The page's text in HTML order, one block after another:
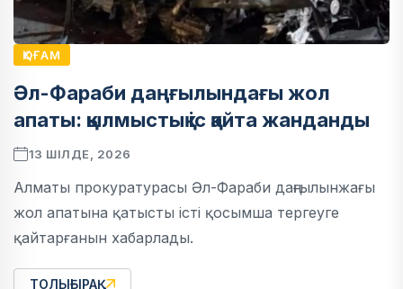
ҚОҒАМ
Әл-Фараби даңғылындағы жол
апаты: қылмыстық іс қайта жанданды
13 ШІЛДЕ, 2026
Алматы прокуратурасы Әл-Фараби даңғылынжағы
жол апатына қатысты істі қосымша тергеуге
қайтарғанын хабарлады.
ТОЛЫҒЫРАҚ